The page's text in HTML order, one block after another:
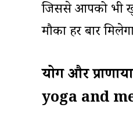
जिससे आपको भी
मौका हर बार
योग और
yoga and